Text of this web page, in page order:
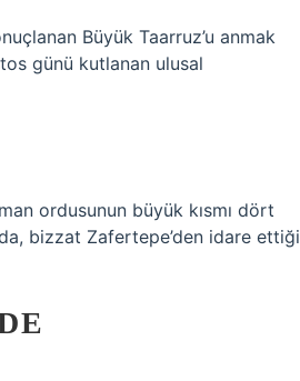
Büyük Taarruz’u anmak
günü kutlanan ulusal
ordusunun büyük kısmı dört
bizzat Zafertepe’den idare ettiği